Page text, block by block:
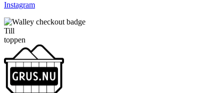
Instagram
Till
toppen